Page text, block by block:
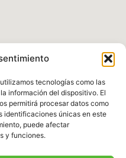
tecnologías como las
información del dispositivo. El
permitirá procesar datos como
identificaciones únicas en este
puede afectar
y funciones.
legal |Política de
y Condiciones